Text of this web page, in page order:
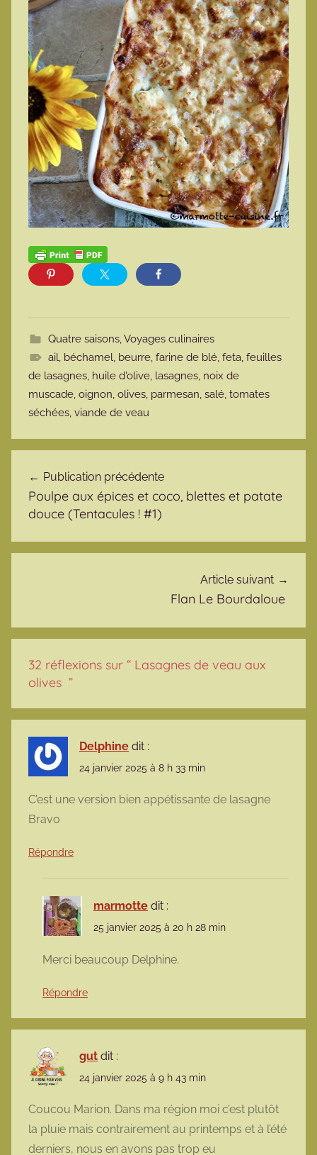
Quatre saisons,Voyages culinaires
ail, béchamel, beurre, farine de blé, feta, feuilles
de lasagnes, huile d'olive, lasagnes, noix de
muscade, oignon, olives, parmesan, salé, tomates
séchées, viande de veau
Publication précédente
Poulpe aux épices et coco, blettes et patate
douce (Tentacules ! #1)
Article suivant
Flan Le Bourdaloue
32 réflexions sur “ Lasagnes de veau aux
olives ”
Delphine dit :
24 janvier 2025 à 8 h 33 min
C’est une version bien appétissante de lasagne
Bravo
Répondre
marmotte dit :
25 janvier 2025 à 20 h 28 min
Merci beaucoup Delphine.
Répondre
gut dit :
24 janvier 2025 à 9 h 43 min
Coucou Marion. Dans ma région moi c’est plutôt
la pluie mais contrairement au printemps et à l’été
derniers, nous en avons pas trop eu